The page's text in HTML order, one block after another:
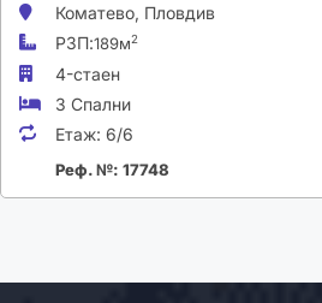
Коматево, Пловдив
РЗП:189м2
4-стаен
3 Спални
Етаж: 6/6
Реф. №: 17748